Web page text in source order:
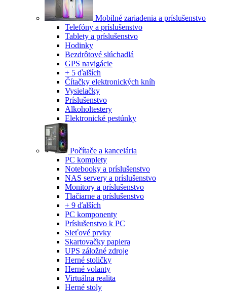
Mobilné zariadenia a príslušenstvo
Telefóny a príslušenstvo
Tablety a príslušenstvo
Hodinky
Bezdrôtové slúchadlá
GPS navigácie
+ 5 ďalších
Čítačky elektronických kníh
Vysielačky
Príslušenstvo
Alkoholtestery
Elektronické pestúnky
Počítače a kancelária
PC komplety
Notebooky a príslušenstvo
NAS servery a príslušenstvo
Monitory a príslušenstvo
Tlačiarne a príslušenstvo
+ 9 ďalších
PC komponenty
Príslušenstvo k PC
Sieťové prvky
Skartovačky papiera
UPS záložné zdroje
Herné stoličky
Herné volanty
Virtuálna realita
Herné stoly